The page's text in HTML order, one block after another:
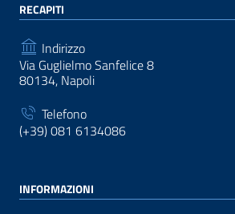
RECAPITI
Indirizzo
Via Guglielmo Sanfelice 8
80134, Napoli
Telefono
(+39) 081 6134086
INFORMAZIONI